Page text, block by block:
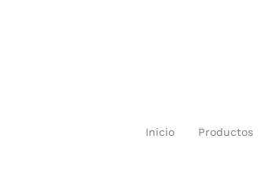
Inicio Productos